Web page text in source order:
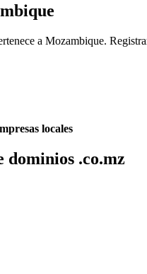
a Mozambique.
locales
dominios .co.mz